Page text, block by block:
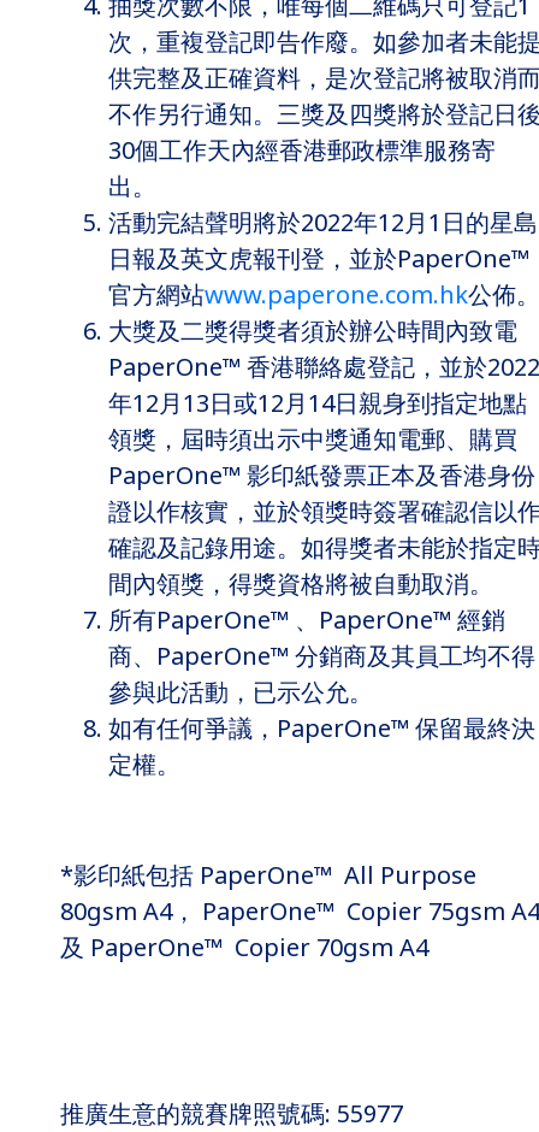
次，重複登記即告作廢。如參加者未能
供完整及正確資料，是次登記將被取消
不作另行通知。三獎及四獎將於登記日
30個工作天內經香港郵政標準服務寄
出。
活動完結聲明將於2022年12月1日的星島
日報及英文虎報刊登，並於PaperOne™
官方網站www.paperone.com.hk公佈。
大獎及二獎得獎者須於辦公時間內致電
PaperOne™ 香港聯絡處登記，並於2022
年12月13日或12月14日親身到指定地點
領獎，屆時須出示中獎通知電郵、購買
PaperOne™ 影印紙發票正本及香港身份
證以作核實，並於領獎時簽署確認信以
確認及記錄用途。如得獎者未能於指定
間內領獎，得獎資格將被自動取消。
所有PaperOne™ 、PaperOne™ 經銷
商、PaperOne™ 分銷商及其員工均不得
參與此活動，已示公允。
如有任何爭議，PaperOne™ 保留最終決
定權。
*影印紙包括 PaperOne™ All Purpose
80gsm A4， PaperOne™ Copier 75gsm A4
及 PaperOne™ Copier 70gsm A4
推廣生意的競賽牌照號碼: 55977